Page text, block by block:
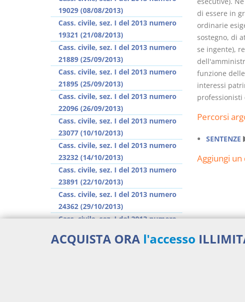
di essere in
ordinarie
sostegno, di
se ingente),
funzione
interessi
professionisti
Percorsi
SENTENZE
Aggiungi
19029 (08/08/2013)
Cass. civile, sez. I del 2013 numero
19321 (21/08/2013)
Cass. civile, sez. I del 2013 numero
21889 (25/09/2013)
Cass. civile, sez. I del 2013 numero
21895 (25/09/2013)
Cass. civile, sez. I del 2013 numero
22096 (26/09/2013)
Cass. civile, sez. I del 2013 numero
23077 (10/10/2013)
Cass. civile, sez. I del 2013 numero
23232 (14/10/2013)
Cass. civile, sez. I del 2013 numero
23891 (22/10/2013)
Cass. civile, sez. I del 2013 numero
24362 (29/10/2013)
Cass. civile, sez. I del 2013 numero
Cass. civile, sez. I del 2013 numero
ACQUISTA ORA l'accesso